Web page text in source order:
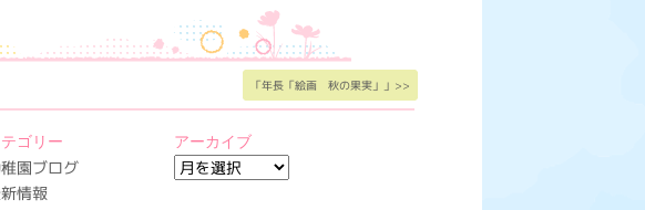
「年長「絵画 秋の果実」」>>
ゴリー
園ブログ
情報
アーカイブ
ア